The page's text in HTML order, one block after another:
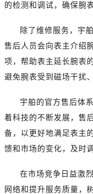
的检测和调试，确保腕
除了维修服务，宇
售后人员会向表主介绍
项，帮助表主延长腕表
避免腕表受到磁场干扰
宇舶的官方售后体
着科技的不断发展，售
备，以更好地满足表主
馈和市场的变化，及时
在市场竞争日益激
网络和提升服务质量，